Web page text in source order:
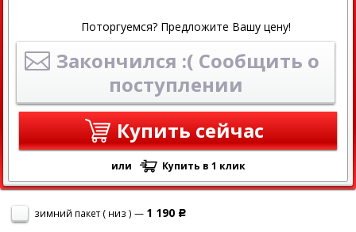
Поторгуемся? Предложите Вашу цену!
Закончился :( Сообщить о
поступлении
Купить сейчас
или Купить в 1 клик
зимний пакет ( низ ) — 1 190 Р